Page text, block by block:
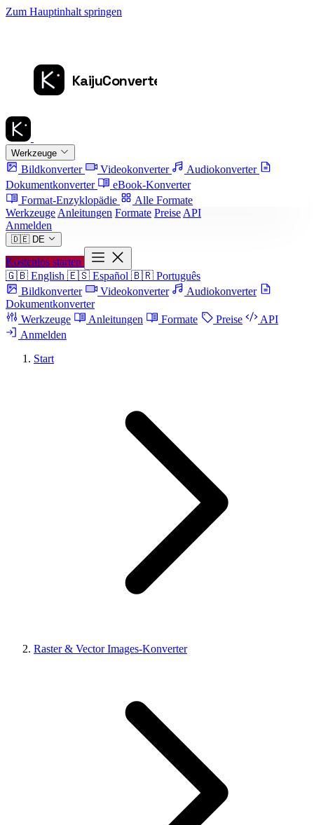
Zum Hauptinhalt springen
Werkzeuge
Bildkonverter Videokonverter
Audiokonverter
Dokumentkonverter
eBook-Konverter
Format-Enzyklopädie
Alle Formate
Werkzeuge Anleitungen Formate Preise API
Anmelden
🇩🇪 DE
Kostenlos starten
🇬🇧 English 🇪🇸 Español 🇧🇷 Português
Bildkonverter
Videokonverter
Audiokonverter
Dokumentkonverter
Werkzeuge
Anleitungen Formate Preise
API
Anmelden
Start
Raster & Vector Images-Konverter